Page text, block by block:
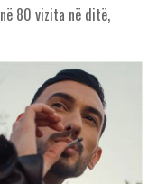
80 vizita në ditë,